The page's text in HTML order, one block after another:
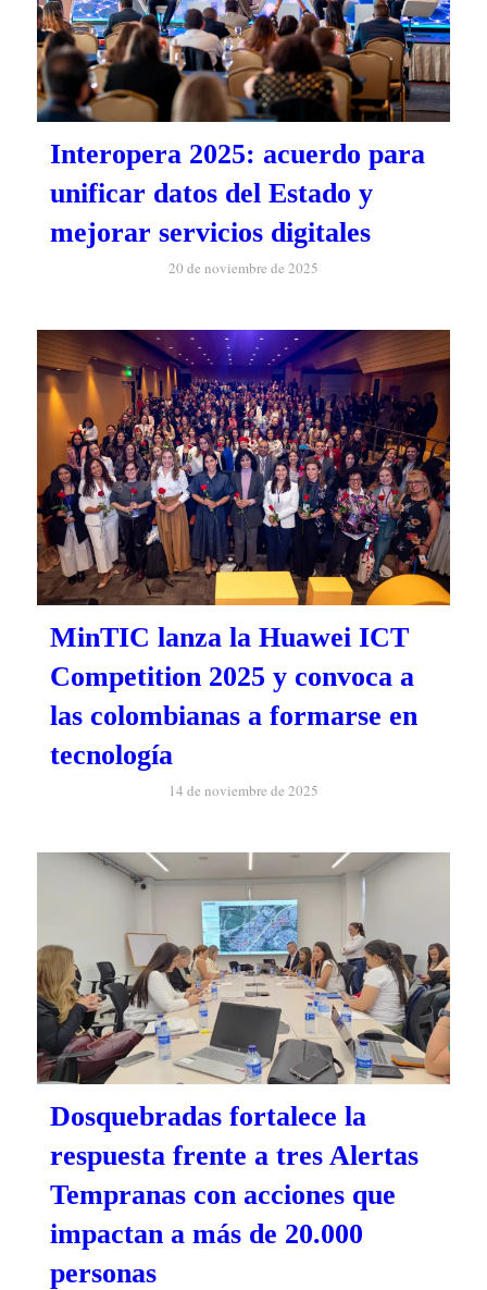
Interopera 2025: acuerdo para
unificar datos del Estado y
mejorar servicios digitales
20 de noviembre de 2025
MinTIC lanza la Huawei ICT
Competition 2025 y convoca a
las colombianas a formarse en
tecnología
14 de noviembre de 2025
Dosquebradas fortalece la
respuesta frente a tres Alertas
Tempranas con acciones que
impactan a más de 20.000
personas